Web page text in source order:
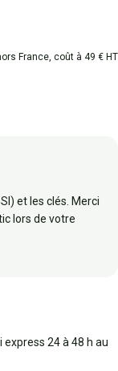
France, coût à 49 € HT
et les clés. Merci
lors de votre
24 à 48 h au